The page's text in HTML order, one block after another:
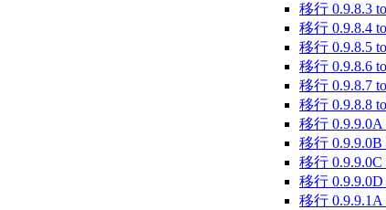
移行 0.9.8.3
移行 0.9.8.4
移行 0.9.8.5
移行 0.9.8.6
移行 0.9.8.7
移行 0.9.8.8
移行 0.9.9.0A
移行 0.9.9.0B
移行 0.9.9.0C
移行
移行 0.9.9.1A